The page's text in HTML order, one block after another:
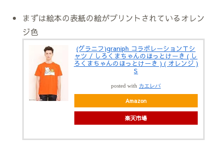
まずは絵本の表紙の絵がプリントされているオレン
ジ色
(グラニフ)graniph コラボレーションＴシ
ャツ / しろくまちゃんのほっとけーき ( し
ろくまちゃんのほっとけーき ) ( オレンジ )
S
posted with カエレバ
Amazon
楽天市場